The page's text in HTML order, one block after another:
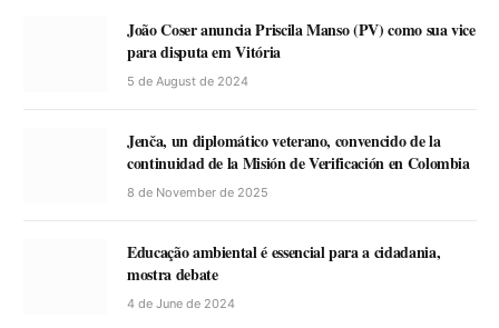
João Coser anuncia Priscila Manso (PV) como sua vice
para disputa em Vitória
5 de August de 2024
Jenča, un diplomático veterano, convencido de la
continuidad de la Misión de Verificación en Colombia
8 de November de 2025
Educação ambiental é essencial para a cidadania,
mostra debate
4 de June de 2024